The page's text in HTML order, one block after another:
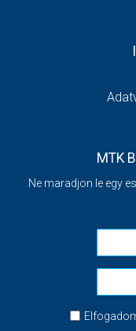
MTK
Ne maradjon le egy